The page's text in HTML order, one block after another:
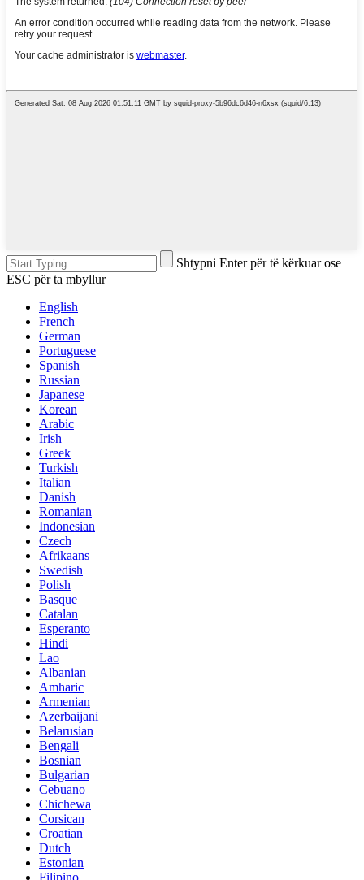
Shtypni Enter për të kërkuar ose
ESC për ta mbyllur
English
French
German
Portuguese
Spanish
Russian
Japanese
Korean
Arabic
Irish
Greek
Turkish
Italian
Danish
Romanian
Indonesian
Czech
Afrikaans
Swedish
Polish
Basque
Catalan
Esperanto
Hindi
Lao
Albanian
Amharic
Armenian
Azerbaijani
Belarusian
Bengali
Bosnian
Bulgarian
Cebuano
Chichewa
Corsican
Croatian
Dutch
Estonian
Filipino